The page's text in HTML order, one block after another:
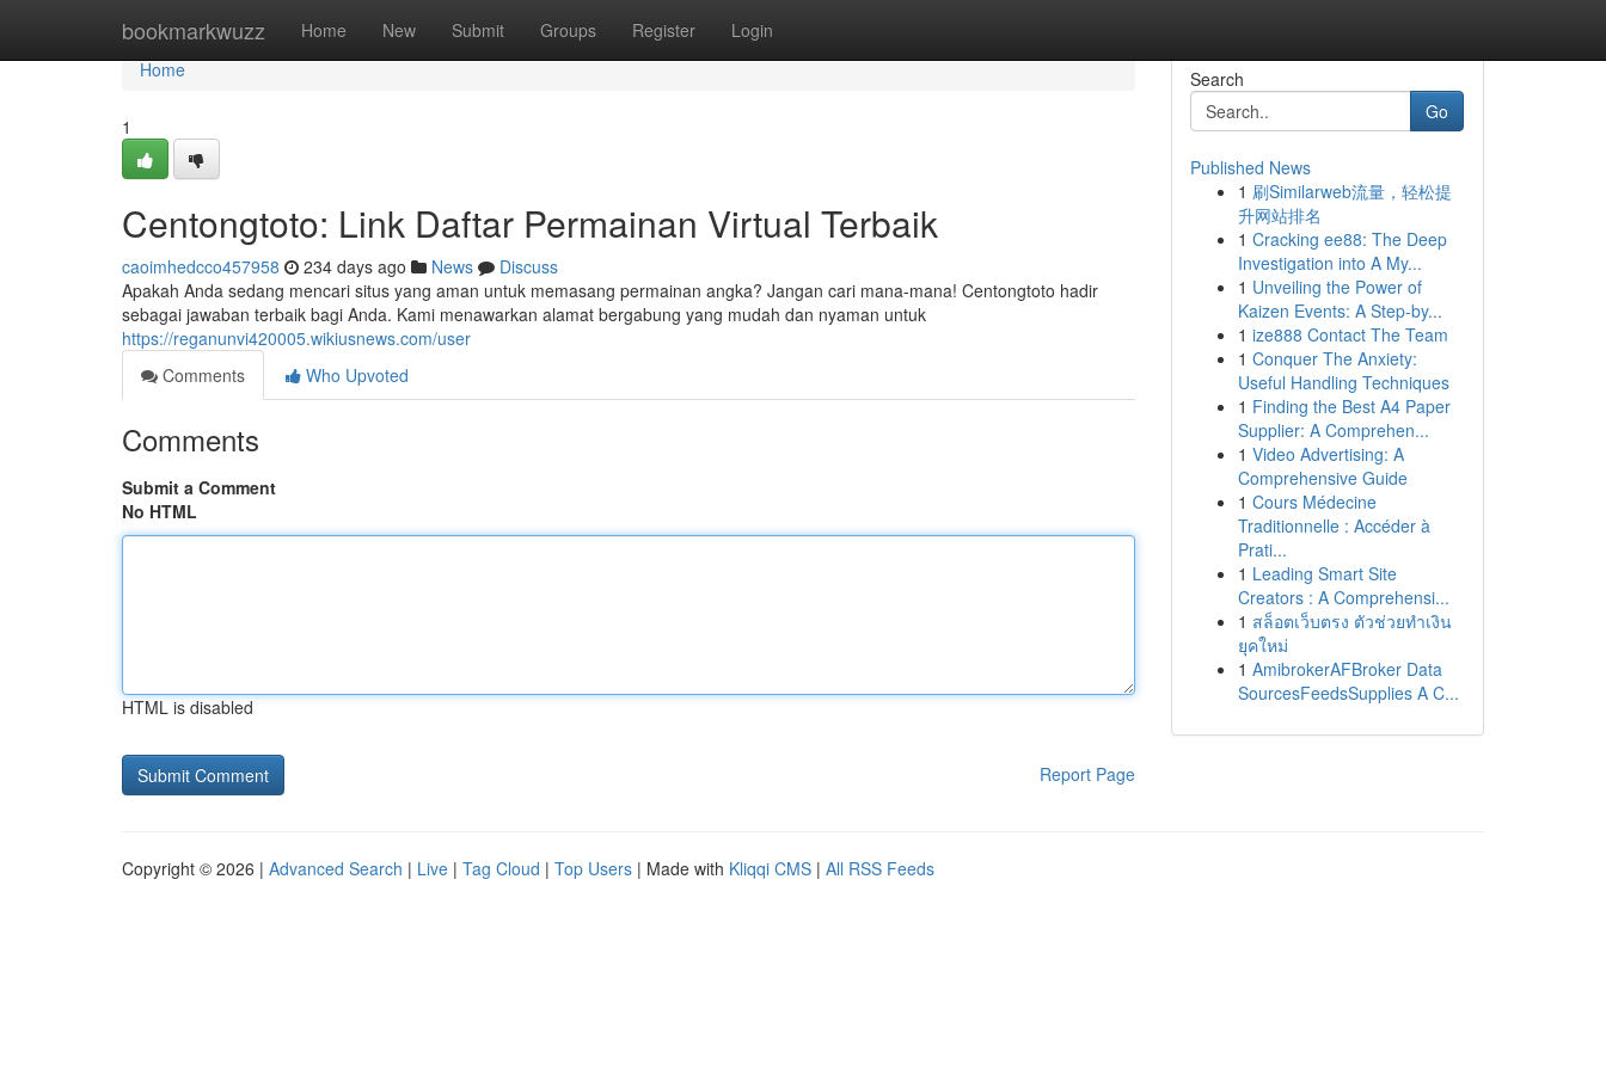
bookmarkwuzz Home New Submit Groups Register Login
Home
Home
1
Centongtoto: Link Daftar Permainan Virtual Terbaik
caoimhedcco457958 234 days ago News
Discuss
Apakah Anda sedang mencari situs yang aman untuk memasang permainan angka? Jangan cari mana-mana! Centongtoto hadir
sebagai jawaban terbaik bagi Anda. Kami menawarkan alamat bergabung yang mudah dan nyaman untuk
https://reganunvi420005.wikiusnews.com/user
Comments
Who Upvoted
Comments
Submit a Comment
No HTML
HTML is disabled
Report Page
Search
Go
Published News
1 刷Similarweb流量，轻松提
升网站排名
1 Cracking ee88: The Deep
Investigation into A My...
1 Unveiling the Power of
Kaizen Events: A Step-by...
1 ize888 Contact The Team
1 Conquer The Anxiety:
Useful Handling Techniques
1 Finding the Best A4 Paper
Supplier: A Comprehen...
1 Video Advertising: A
Comprehensive Guide
1 Cours Médecine
Traditionnelle : Accéder à
Prati...
1 Leading Smart Site
Creators : A Comprehensi...
1 สล็อตเว็บตรง ตัวช่วยทำเงิน
ยุคใหม่
1 AmibrokerAFBroker Data
SourcesFeedsSupplies A C...
Copyright © 2026 | Advanced Search | Live | Tag Cloud | Top Users | Made with Kliqqi CMS | All RSS Feeds